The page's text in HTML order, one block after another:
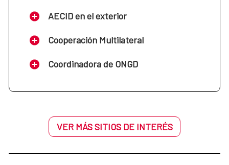
AECID en el exterior
Cooperación Multilateral
Coordinadora de ONGD
VER MÁS SITIOS DE INTERÉS